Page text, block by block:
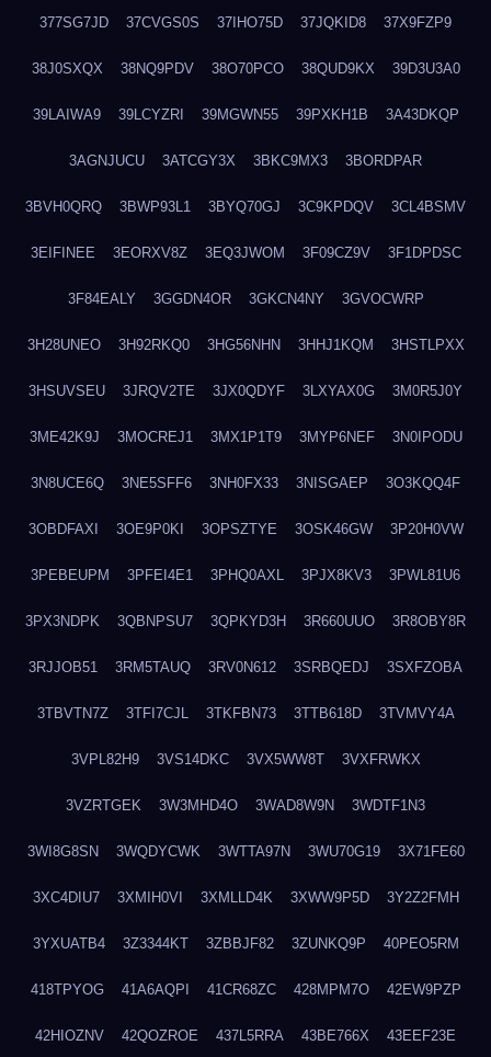
377SG7JD 37CVGS0S 37IHO75D 37JQKID8 37X9FZP9
38J0SXQX 38NQ9PDV 38O70PCO 38QUD9KX 39D3U3A0
39LAIWA9 39LCYZRI 39MGWN55 39PXKH1B 3A43DKQP
3AGNJUCU 3ATCGY3X 3BKC9MX3 3BORDPAR
3BVH0QRQ 3BWP93L1 3BYQ70GJ 3C9KPDQV 3CL4BSMV
3EIFINEE 3EORXV8Z 3EQ3JWOM 3F09CZ9V 3F1DPDSC
3F84EALY 3GGDN4OR 3GKCN4NY 3GVOCWRP
3H28UNEO 3H92RKQ0 3HG56NHN 3HHJ1KQM 3HSTLPXX
3HSUVSEU 3JRQV2TE 3JX0QDYF 3LXYAX0G 3M0R5J0Y
3ME42K9J 3MOCREJ1 3MX1P1T9 3MYP6NEF 3N0IPODU
3N8UCE6Q 3NE5SFF6 3NH0FX33 3NISGAEP 3O3KQQ4F
3OBDFAXI 3OE9P0KI 3OPSZTYE 3OSK46GW 3P20H0VW
3PEBEUPM 3PFEI4E1 3PHQ0AXL 3PJX8KV3 3PWL81U6
3PX3NDPK 3QBNPSU7 3QPKYD3H 3R660UUO 3R8OBY8R
3RJJOB51 3RM5TAUQ 3RV0N612 3SRBQEDJ 3SXFZOBA
3TBVTN7Z 3TFI7CJL 3TKFBN73 3TTB618D 3TVMVY4A
3VPL82H9 3VS14DKC 3VX5WW8T 3VXFRWKX
3VZRTGEK 3W3MHD4O 3WAD8W9N 3WDTF1N3
3WI8G8SN 3WQDYCWK 3WTTA97N 3WU70G19 3X71FE60
3XC4DIU7 3XMIH0VI 3XMLLD4K 3XWW9P5D 3Y2Z2FMH
3YXUATB4 3Z3344KT 3ZBBJF82 3ZUNKQ9P 40PEO5RM
418TPYOG 41A6AQPI 41CR68ZC 428MPM7O 42EW9PZP
42HIOZNV 42QOZROE 437L5RRA 43BE766X 43EEF23E